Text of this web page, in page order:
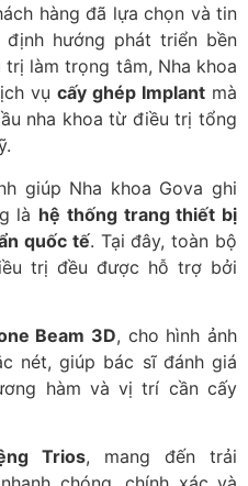
hàng đã lựa chọn và tin
định hướng phát triển bền
làm trọng tâm, Nha khoa
vụcấy ghép Implant mà
nha khoa từ điều trị tổng
giúp Nha khoa Gova ghi
là hệ thống trang thiết bị
quốc tế. Tại đây, toàn bộ
trị đều được hỗ trợ bởi
Beam 3D, cho hình ảnh
nét, giúp bác sĩ đánh giá
hàm và vị trí cần cấy
Trios, mang đến trải